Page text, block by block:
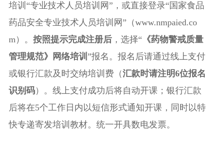
培训“专业技术人员培训网”，或直接登录“国家食品
药品安全专业技术人员培训网”（www.nmpaied.co
m） 。 按照提示完成注册后，选择“《药物警戒质量
管理规范》网络培训 ”报名。报名后请通过线上支付
或银行汇款及时交纳培训费（汇款时请注明6位报名
识别码）。线上支付成功后将自动开课；银行汇款
后将在5个工作日内以短信形式通知开课，同时以特
快专递寄发培训 教材。统一开具数电发票。